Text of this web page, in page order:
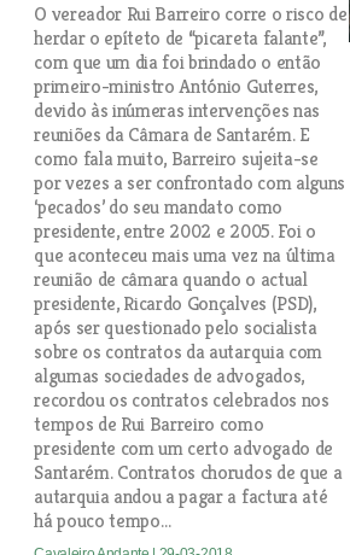
O vereador Rui Barreiro corre o risco de
herdar o epíteto de “picareta falante”,
com que um dia foi brindado o então
primeiro-ministro António Guterres,
devido às inúmeras intervenções nas
reuniões da Câmara de Santarém. E
como fala muito, Barreiro sujeita-se
por vezes a ser confrontado com alguns
‘pecados’ do seu mandato como
presidente, entre 2002 e 2005. Foi o
que aconteceu mais uma vez na última
reunião de câmara quando o actual
presidente, Ricardo Gonçalves (PSD),
após ser questionado pelo socialista
sobre os contratos da autarquia com
algumas sociedades de advogados,
recordou os contratos celebrados nos
tempos de Rui Barreiro como
presidente com um certo advogado de
Santarém. Contratos chorudos de que a
autarquia andou a pagar a factura até
há pouco tempo…